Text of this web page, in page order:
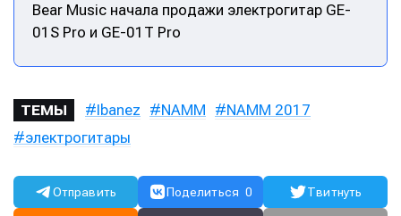
Bear Music начала продажи электрогитар GE-
01S Pro и GE-01T Pro
ТЕМЫ Ibanez NAMM
NAMM 2017
электрогитары
Отправить Поделиться 0 Твитнуть